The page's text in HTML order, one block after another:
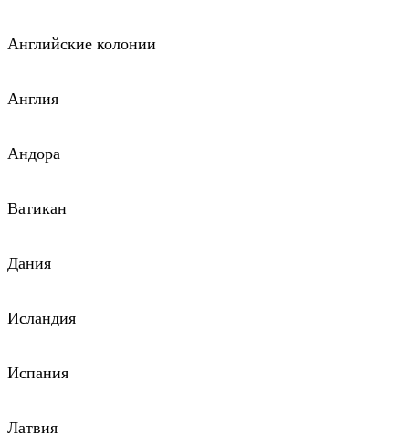
Английские колонии
Англия
Андора
Ватикан
Дания
Исландия
Испания
Латвия